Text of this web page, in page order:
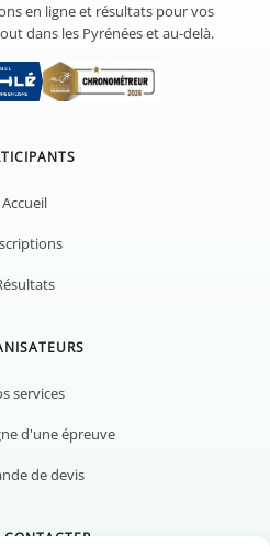
en ligne et résultats pour vos
dans les Pyrénées et au-delà.
Accueil
services
d'une épreuve
de devis